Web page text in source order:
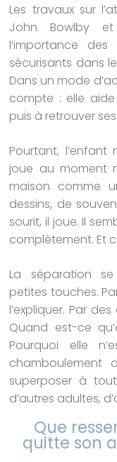
Les travaux sur
John Bowlby
l’importance
sécurisants dans
Dans un mode
compte : elle aide
puis à retrouver
Pourtant,
joue au moment
maison comme
dessins, de
sourit, il joue. Il
complètement. Et
La séparation
petites touches.
l’expliquer. Par
Quand est-ce
Pourquoi elle
chamboulement
superposer à
d’autres adultes,
Que
quitte son